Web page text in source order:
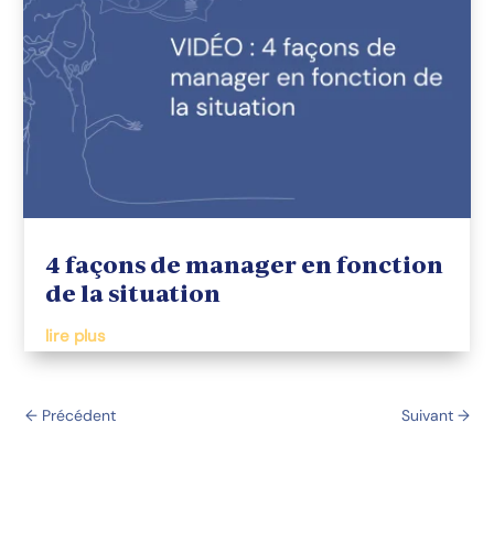
4 façons de manager en fonction
de la situation
lire plus
← Précédent Suivant→